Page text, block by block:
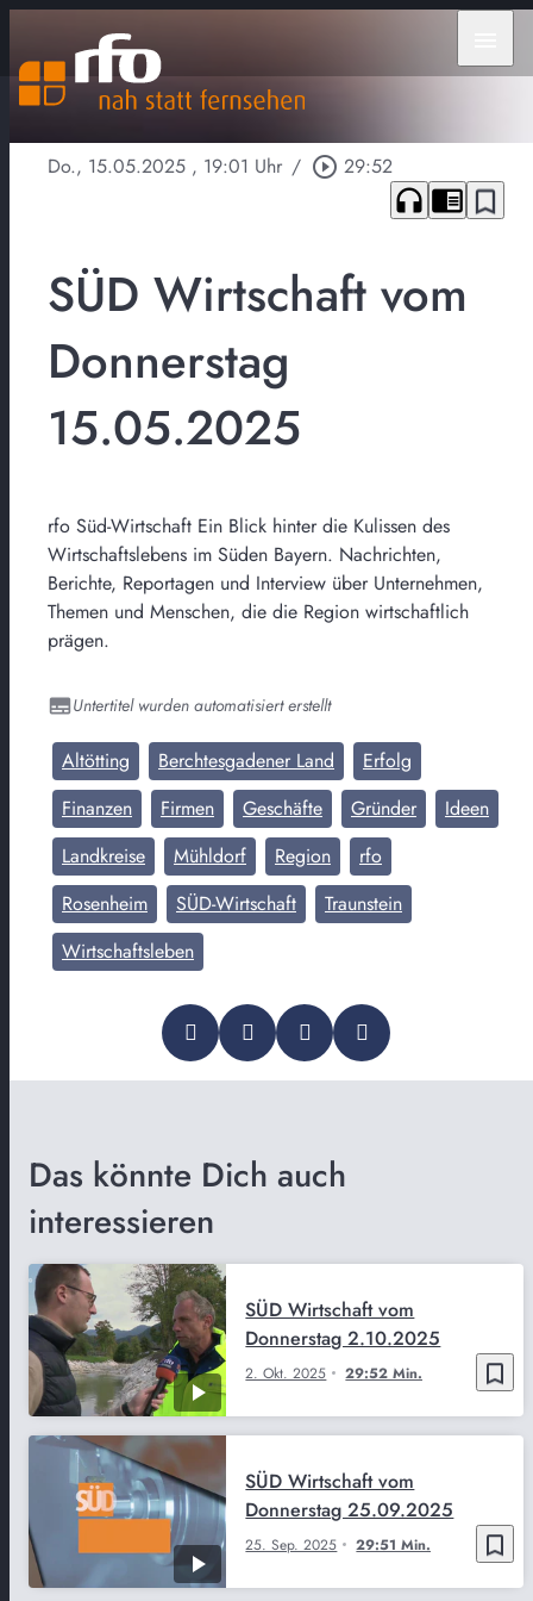
Do., 15.05.2025 , 19:01 Uhr / play_circle_outline 29:52
headphones chrome_reader_mode bookmark_border
SÜD Wirtschaft vom
Donnerstag
15.05.2025
rfo Süd-Wirtschaft Ein Blick hinter die Kulissen des
Wirtschaftslebens im Süden Bayern. Nachrichten,
Berichte, Reportagen und Interview über Unternehmen,
Themen und Menschen, die die Region wirtschaftlich
prägen.
Untertitel wurden automatisiert erstellt
Altötting Berchtesgadener Land
Erfolg
Finanzen
Firmen Geschäfte Gründer
Ideen
Landkreise
Mühldorf Region
rfo
Rosenheim
SÜD-Wirtschaft
Traunstein
Wirtschaftsleben
Das könnte Dich auch
interessieren
bookmark_border
2. Okt. 2025 29:52 Min.
SÜD Wirtschaft vom
Donnerstag 2.10.2025
bookmark_border
25. Sep. 2025 29:51 Min.
SÜD Wirtschaft vom
Donnerstag 25.09.2025